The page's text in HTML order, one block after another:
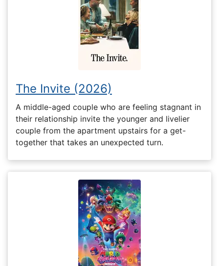
The Invite (2026)
A middle-aged couple who are feeling stagnant in
their relationship invite the younger and livelier
couple from the apartment upstairs for a get-
together that takes an unexpected turn.